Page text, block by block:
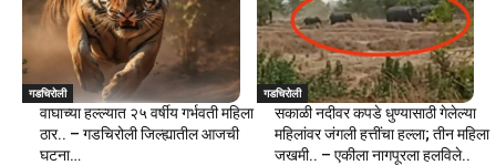
गडचिरोली
वाघाच्या हल्ल्यात २५ वर्षीय गर्भवती महिला
ठार.. – गडचिरोली जिल्ह्यातील आजची
घटना…
गडचिरोली
सकाळी नदीवर कपडे धुण्यासाठी गेलेल्या
महिलांवर जंगली हत्तींचा हल्ला; तीन महिला
जखमी.. – एकीला नागपूरला हलविले..